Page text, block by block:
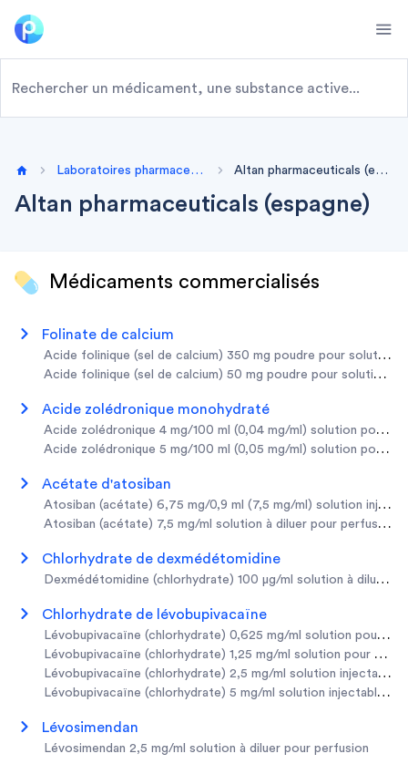
Home
Laboratoires pharmaceutiques Altan pharmaceuticals (espagne)
Altan pharmaceuticals (espagne)
Médicaments commercialisés
folinate de calcium
acide folinique (sel de calcium) 350 mg poudre pour solution
acide folinique (sel de calcium) 50 mg poudre pour solution
acide zolédronique monohydraté
acide zolédronique 4 mg/100 ml (0,04 mg/ml) solution pour
acide zolédronique 5 mg/100 ml (0,05 mg/ml) solution pour
acétate d'atosiban
atosiban (acétate) 6,75 mg/0,9 ml (7,5 mg/ml) solution
atosiban (acétate) 7,5 mg/ml solution à diluer pour perfusion
chlorhydrate de dexmédétomidine
dexmédétomidine (chlorhydrate) 100 µg/ml solution à diluer
chlorhydrate de lévobupivacaïne
lévobupivacaïne (chlorhydrate) 0,625 mg/ml solution pour
lévobupivacaïne (chlorhydrate) 1,25 mg/ml solution pour
lévobupivacaïne (chlorhydrate) 2,5 mg/ml solution injectable/
lévobupivacaïne (chlorhydrate) 5 mg/ml solution injectable/
lévosimendan
lévosimendan 2,5 mg/ml solution à diluer pour perfusion